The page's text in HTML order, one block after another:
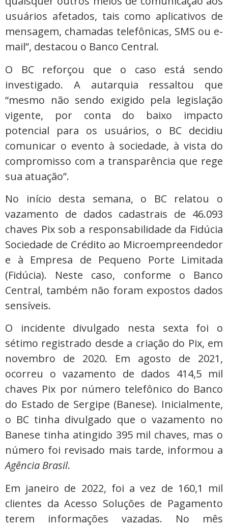
usuários afetados, tais como aplicativos de
mensagem, chamadas telefônicas, SMS ou e-
mail”, destacou o Banco Central.
O BC reforçou que o caso está sendo
investigado. A autarquia ressaltou que
“mesmo não sendo exigido pela legislação
vigente, por conta do baixo impacto
potencial para os usuários, o BC decidiu
comunicar o evento à sociedade, à vista do
compromisso com a transparência que rege
sua atuação”.
No início desta semana, o BC relatou o
vazamento de dados cadastrais de 46.093
chaves Pix sob a responsabilidade da Fidúcia
Sociedade de Crédito ao Microempreendedor
e à Empresa de Pequeno Porte Limitada
(Fidúcia). Neste caso, conforme o Banco
Central, também não foram expostos dados
sensíveis.
O incidente divulgado nesta sexta foi o
sétimo registrado desde a criação do Pix, em
novembro de 2020. Em agosto de 2021,
ocorreu o vazamento de dados 414,5 mil
chaves Pix por número telefônico do Banco
do Estado de Sergipe (Banese). Inicialmente,
o BC tinha divulgado que o vazamento no
Banese tinha atingido 395 mil chaves, mas o
número foi revisado mais tarde, informou a
Agência Brasil.
Em janeiro de 2022, foi a vez de 160,1 mil
clientes da Acesso Soluções de Pagamento
terem informações vazadas. No mês